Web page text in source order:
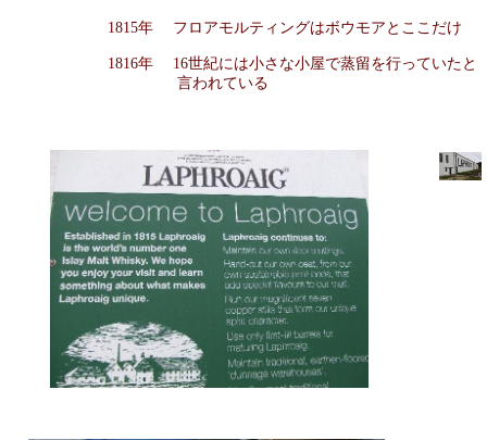
1815年 フロアモルティングはボウモアとここだけ
1816年 16世紀には小さな小屋で蒸留を行っていたと
言われている